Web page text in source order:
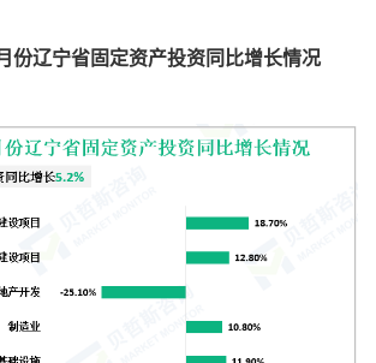
辽宁省固定资产投资同比增长情况